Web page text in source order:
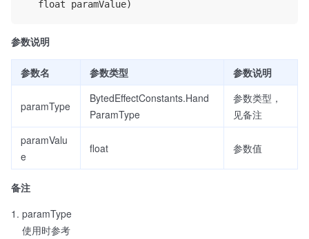
参数说明
参数名 参数类型 参数说明
paramType
BytedEffectConstants.Hand
ParamType
参数类型，
见备注
paramValu
e
float 参数值
备注
paramType
使用时参考